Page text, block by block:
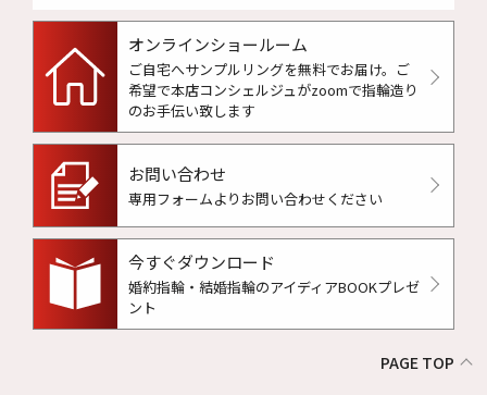
オンラインショールーム
ご自宅へサンプルリングを無料でお届け。 ご
希望で本店コンシェルジュがzoomで指輪造り
のお手伝い致します
お問い合わせ
専用フォームよりお問い合わせください
今すぐダウンロード
婚約指輪・結婚指輪のアイディアBOOKプレゼ
ント
PAGE TOP